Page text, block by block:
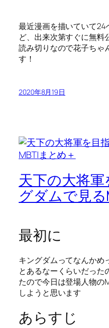
最近漫画を描いていて
ど、出来次第すぐに無料
読み切りなので花子ちゃ
す！
2020年8月19日
天下の大将
グダムで見
最初に
キングダムってなんかめ
とあるなーくらいだった
たので今日は登場人物の
しようと思います
あらすじ